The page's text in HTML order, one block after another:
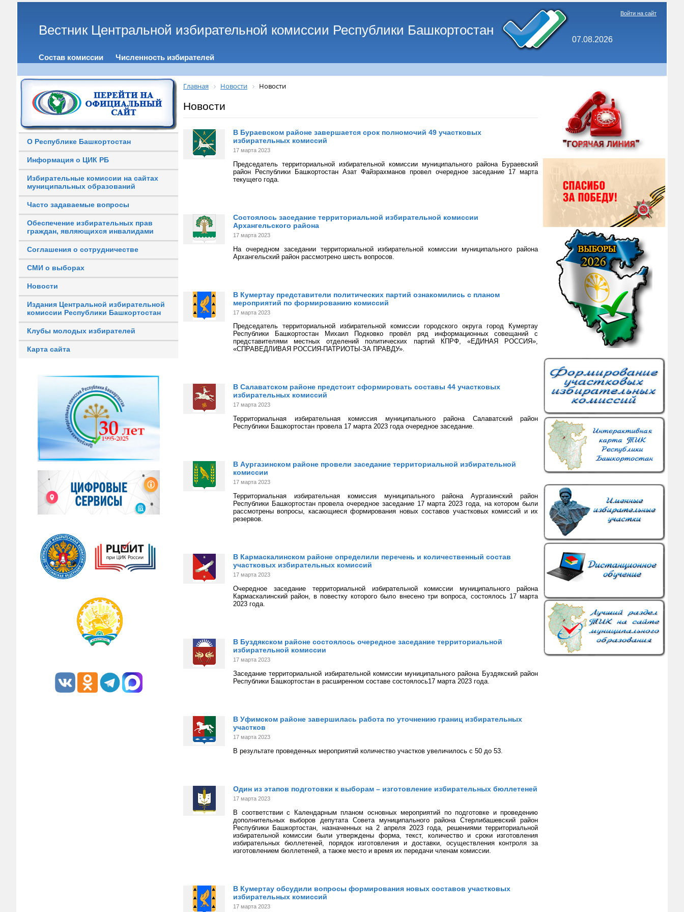
Вестник Центральной избирательной комиссии Республики Башкортостан
07.08.2026
Войти на сайт
Состав комиссии Численность избирателей
О Республике Башкортостан
Информация о ЦИК РБ
Избирательные комиссии на сайтах
муниципальных образований
Часто задаваемые вопросы
Обеспечение избирательных прав
граждан, являющихся инвалидами
Соглашения о сотрудничестве
СМИ о выборах
Новости
Издания Центральной избирательной
комиссии Республики Башкортостан
Клубы молодых избирателей
Карта сайта
Главная Новости Новости
Новости
В Бураевском районе завершается срок полномочий 49 участковых
избирательных комиссий
17 марта 2023
Председатель территориальной избирательной комиссии муниципального района Бураевский
район Республики Башкортостан Азат Файзрахманов провел очередное заседание 17 марта
текущего года.
Состоялось заседание территориальной избирательной комиссии
Архангельского района
17 марта 2023
На очередном заседании территориальной избирательной комиссии муниципального района
Архангельский район рассмотрено шесть вопросов.
В Кумертау представители политических партий ознакомились с планом
мероприятий по формированию комиссий
17 марта 2023
Председатель территориальной избирательной комиссии городского округа город Кумертау
Республики Башкортостан Михаил Подковко провёл ряд информационных совещаний с
представителями местных отделений политических партий КПРФ, «ЕДИНАЯ РОССИЯ»,
«СПРАВЕДЛИВАЯ РОССИЯ-ПАТРИОТЫ-ЗА ПРАВДУ».
В Салаватском районе предстоит сформировать составы 44 участковых
избирательных комиссий
17 марта 2023
Территориальная избирательная комиссия муниципального района Салаватский район
Республики Башкортостан провела 17 марта 2023 года очередное заседание.
В Аургазинском районе провели заседание территориальной избирательной
комиссии
17 марта 2023
Территориальная избирательная комиссия муниципального района Аургазинский район
Республики Башкортостан провела очередное заседание 17 марта 2023 года, на котором были
рассмотрены вопросы, касающиеся формирования новых составов участковых комиссий и их
резервов.
В Кармаскалинском районе определили перечень и количественный состав
участковых избирательных комиссий
17 марта 2023
Очередное заседание территориальной избирательной комиссии муниципального района
Кармаскалинский район, в повестку которого было внесено три вопроса, состоялось 17 марта
2023 года.
В Буздякском районе состоялось очередное заседание территориальной
избирательной комиссии
17 марта 2023
Заседание территориальной избирательной комиссии муниципального района Буздякский район
Республики Башкортостан в расширенном составе состоялось17 марта 2023 года.
В Уфимском районе завершилась работа по уточнению границ избирательных
участков
17 марта 2023
В результате проведенных мероприятий количество участков увеличилось с 50 до 53.
Один из этапов подготовки к выборам – изготовление избирательных бюллетеней
17 марта 2023
В соответствии с Календарным планом основных мероприятий по подготовке и проведению
дополнительных выборов депутата Совета муниципального района Стерлибашевский район
Республики Башкортостан, назначенных на 2 апреля 2023 года, решениями территориальной
избирательной комиссии были утверждены форма, текст, количество и сроки изготовления
избирательных бюллетеней, порядок изготовления и доставки, осуществления контроля за
изготовлением бюллетеней, а также место и время их передачи членам комиссии.
В Кумертау обсудили вопросы формирования новых составов участковых
избирательных комиссий
17 марта 2023